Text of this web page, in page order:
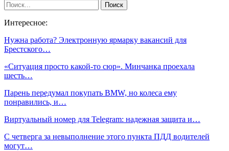
Интересное:
Нужна работа? Электронную ярмарку вакансий для
Брестского…
«Cитуация просто какой-то сюр». Минчанка проехала
шесть…
Парень передумал покупать BMW, но колеса ему
понравились, и…
Виртуальный номер для Telegram: надежная защита и…
С четверга за невыполнение этого пункта ПДД водителей
могут…